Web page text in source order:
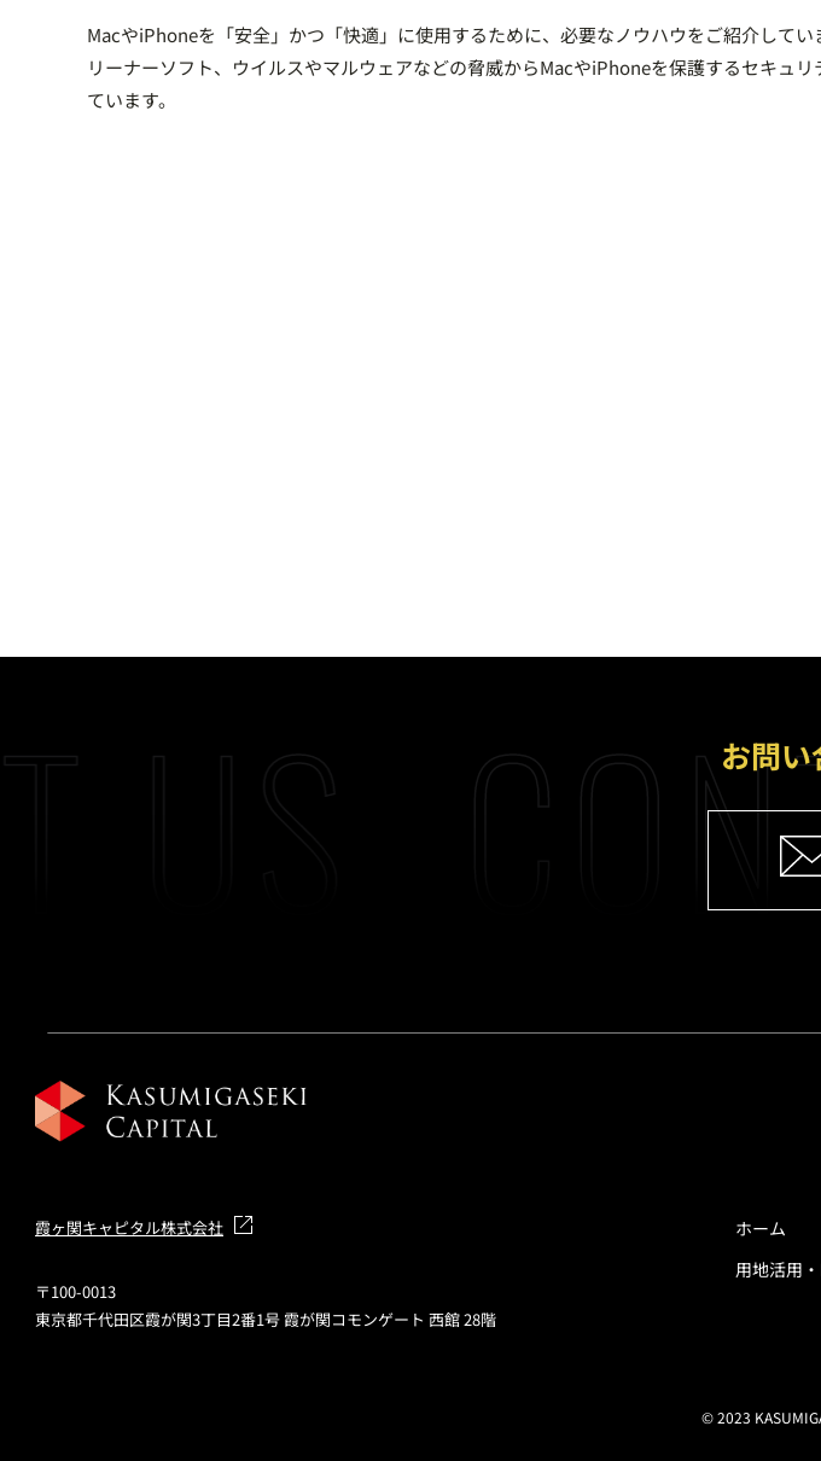
MacやiPhoneを「安全」かつ「快適」に使用するために、必要なノウハウをご紹介して
リーナーソフト、ウイルスやマルウェアなどの脅威からMacやiPhoneを保護するセキュ
ています。
US お問
ホーム
用地活用
霞ヶ関キャピタル株式会社
〒100-0013
東京都千代田区霞が関3丁目2番1号 霞が関コモンゲート 西館 28階
© 2023